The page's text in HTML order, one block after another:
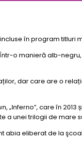
în program titluri
o manieră alb-
dar care are o
care în
a unei trilogii de mare
abia eliberat de la